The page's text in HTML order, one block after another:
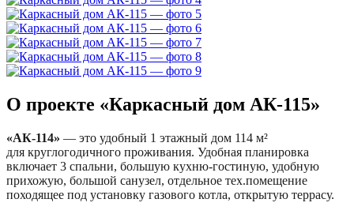
О проекте «Каркасный дом АК-115»
«АК-114» — это удобный 1 этажный дом 114 м²
для круглогодичного проживания. Удобная планировка
включает 3 спальни, большую кухню-гостиную, удобную
прихожую, большой санузел, отдельное тех.помещение
походящее под установку газового котла, открытую террасу.